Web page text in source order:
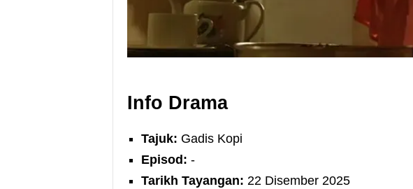
Info Drama
Tajuk: Gadis Kopi
Episod: -
Tarikh Tayangan: 22 Disember 2025